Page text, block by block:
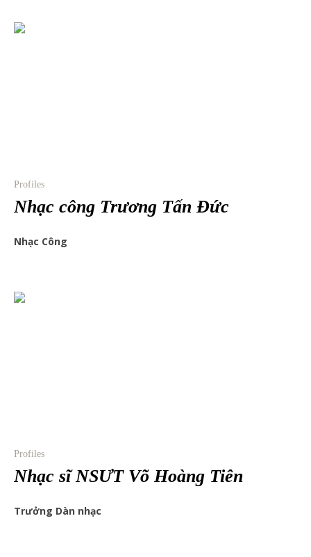
Profiles
Nhạc công Trương Tấn Đức
Nhạc Công
Profiles
Nhạc sĩ NSƯT Võ Hoàng Tiên
Trưởng Dàn nhạc